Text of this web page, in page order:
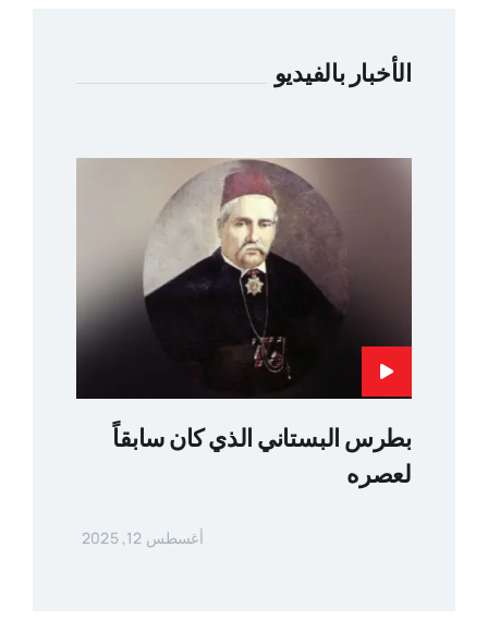
الأخبار بالفيديو
بطرس البستاني الذي كان سابقاً
لعصره
أغسطس 12, 2025